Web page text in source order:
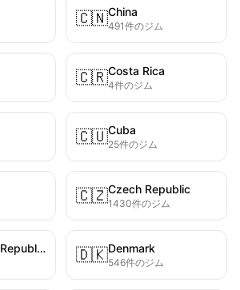
🇨🇳China
491件のジム
🇨🇷Costa Rica
4件のジム
🇨🇺Cuba
25件のジム
🇨🇿Czech Republic
1430件のジム
Democratic Republic of the Congo 🇩🇰Denmark
546件のジム